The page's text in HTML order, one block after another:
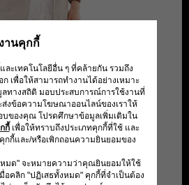
านคุกกี้
ละเทคโนโลยีอื่น ๆ ที่คล้ายกัน รวมถึง
เพื่อให้สามารถทำงานได้อย่างเหมาะ
ทางสถิติ มอบประสบการณ์การใช้งานที่
งข้อความโฆษณาออนไลน์ของเราให้
ของคุณ โปรดศึกษาข้อมูลเพิ่มเติมใน
กี้เพื่อให้ทราบถึงประเภทคุกกี้ที่ใช้ และ
กกี้และ/หรือเพิกถอนความยินยอมของ
หมด" จะหมายความว่าคุณยินยอมให้ใช้
อคลิก "ปฏิเสธทั้งหมด" คุกกี้ที่จำเป็นต้อง